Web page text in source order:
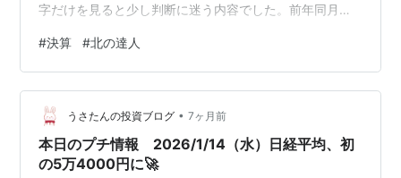
字だけを見ると少し判断に迷う内容でした。前年同月比
価が分かれやすい決算だったように感じます。 ただ、決
算資料を一つひとつ見ていくと、「今は結果を出す途中
段階なのではないか」と思える点や、今後につながりそ
うな動きも見えてきました。 3Q決算は通期の途中経過だ
からこそ、結果そのものよりも、会社が今どんなことに
取り組んでいるのか、どこを大…
#決算 #北の達人
うさたんの投資ブログ • 7ヶ月前
本日のプチ情報 2026/1/14（水）日経平均、初
の5万4000円に🚀